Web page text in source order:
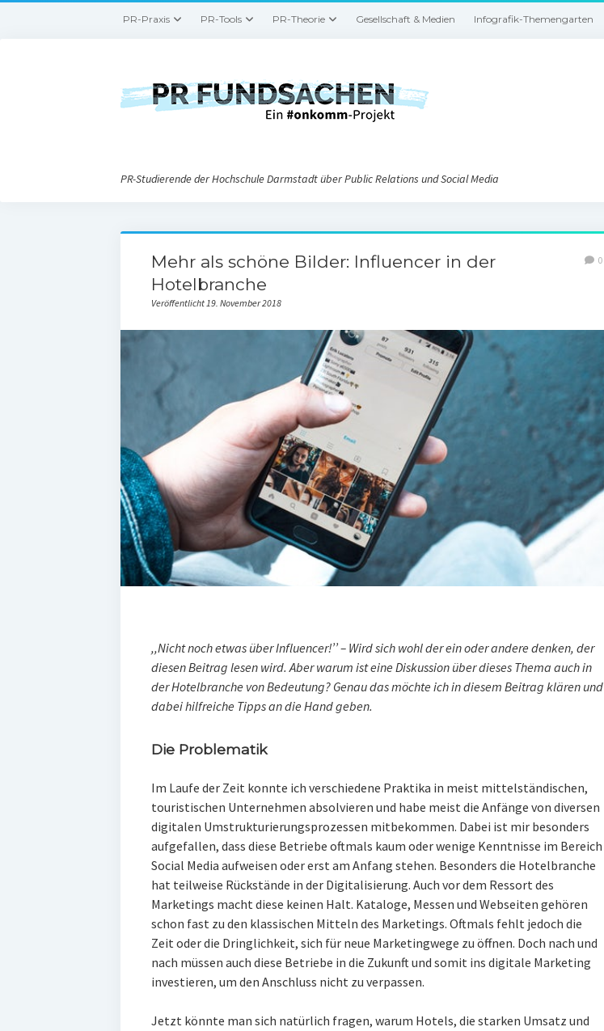
PR-Praxis PR-Tools PR-Theorie Gesellschaft & Medien Infografik-Themengarten
PR-Studierende der Hochschule Darmstadt über Public Relations und Social Media
Mehr als schöne Bilder: Influencer in der
Hotelbranche
Veröffentlicht 19. November 2018
0
,,Nicht noch etwas über Influencer!’’ – Wird sich wohl der ein oder andere denken, der
diesen Beitrag lesen wird. Aber warum ist eine Diskussion über dieses Thema auch in
der Hotelbranche von Bedeutung? Genau das möchte ich in diesem Beitrag klären und
dabei hilfreiche Tipps an die Hand geben.
Die Problematik
Im Laufe der Zeit konnte ich verschiedene Praktika in meist mittelständischen,
touristischen Unternehmen absolvieren und habe meist die Anfänge von diversen
digitalen Umstrukturierungsprozessen mitbekommen. Dabei ist mir besonders
aufgefallen, dass diese Betriebe oftmals kaum oder wenige Kenntnisse im Bereich
Social Media aufweisen oder erst am Anfang stehen. Besonders die Hotelbranche
hat teilweise Rückstände in der Digitalisierung. Auch vor dem Ressort des
Marketings macht diese keinen Halt. Kataloge, Messen und Webseiten gehören
schon fast zu den klassischen Mitteln des Marketings. Oftmals fehlt jedoch die
Zeit oder die Dringlichkeit, sich für neue Marketingwege zu öffnen. Doch nach und
nach müssen auch diese Betriebe in die Zukunft und somit ins digitale Marketing
investieren, um den Anschluss nicht zu verpassen.
Jetzt könnte man sich natürlich fragen, warum Hotels, die starken Umsatz und